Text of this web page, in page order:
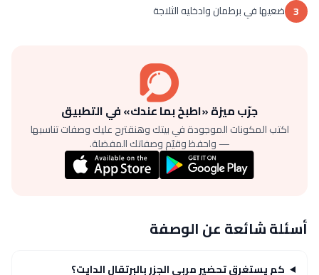
3 ضعيها في برطمان وادخليه الثلاجة
جرّب ميزة «اطبخ بما عندك» في التطبيق
اكتب المكونات الموجودة في بيتك وهنقترح عليك وصفات تناسبها
— واحفظ وقيّم وصفاتك المفضلة.
أسئلة شائعة عن الوصفة
كم يستغرق تحضير مربى الجزر بالبرتقال الدايت؟